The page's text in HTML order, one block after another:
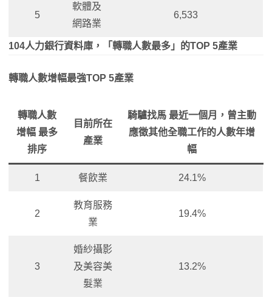
5
軟體及
網路業
6,533
104人力銀行資料庫，「轉職人數最多」的TOP 5產業
轉職人數增幅最強TOP 5產業
轉職人數
增幅 最多
排序
目前所在
產業
騎驢找馬 最近一個月，曾主動
應徵其他全職工作的人數年增
幅
1 餐飲業 24.1%
2
教育服務
業
19.4%
3
婚紗攝影
及美容美
髮業
13.2%